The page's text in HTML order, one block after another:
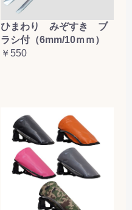
カートへ進む
ひまわり みぞすき ブ
ラシ付（6mm/10ｍｍ）
￥550